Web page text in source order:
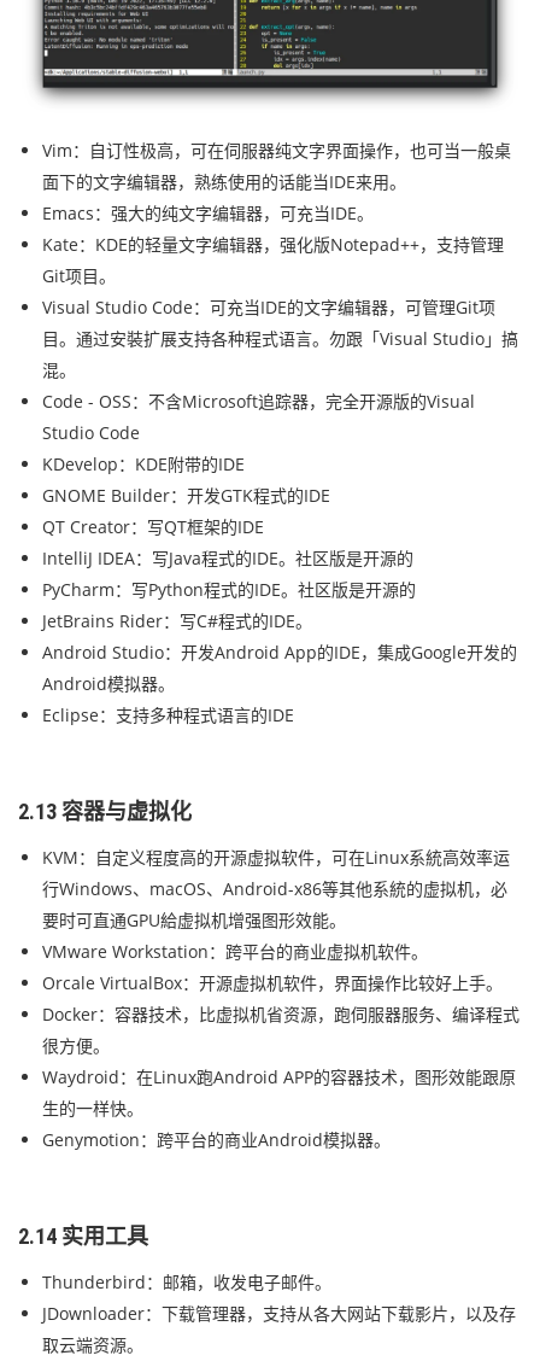
Vim：自订性极高，可在伺服器纯文字界面操作，也可当一般桌
面下的文字编辑器，熟练使用的话能当IDE来用。
Emacs：强大的纯文字编辑器，可充当IDE。
Kate：KDE的轻量文字编辑器，强化版Notepad++，支持管理
Git项目。
Visual Studio Code：可充当IDE的文字编辑器，可管理Git项
目。通过安裝扩展支持各种程式语言。勿跟「Visual Studio」搞
混。
Code - OSS：不含Microsoft追踪器，完全开源版的Visual
Studio Code
KDevelop：KDE附带的IDE
GNOME Builder：开发GTK程式的IDE
QT Creator：写QT框架的IDE
IntelliJ IDEA：写Java程式的IDE。社区版是开源的
PyCharm：写Python程式的IDE。社区版是开源的
JetBrains Rider：写C#程式的IDE。
Android Studio：开发Android App的IDE，集成Google开发的
Android模拟器。
Eclipse：支持多种程式语言的IDE
2.13 容器与虚拟化
KVM：自定义程度高的开源虚拟软件，可在Linux系統高效率运
行Windows、macOS、Android-x86等其他系統的虚拟机，必
要时可直通GPU給虚拟机增强图形效能。
VMware Workstation：跨平台的商业虚拟机软件。
Orcale VirtualBox：开源虚拟机软件，界面操作比较好上手。
Docker：容器技术，比虚拟机省资源，跑伺服器服务、编译程式
很方便。
Waydroid：在Linux跑Android APP的容器技术，图形效能跟原
生的一样快。
Genymotion：跨平台的商业Android模拟器。
2.14 实用工具
Thunderbird：邮箱，收发电子邮件。
JDownloader：下载管理器，支持从各大网站下载影片，以及存
取云端资源。